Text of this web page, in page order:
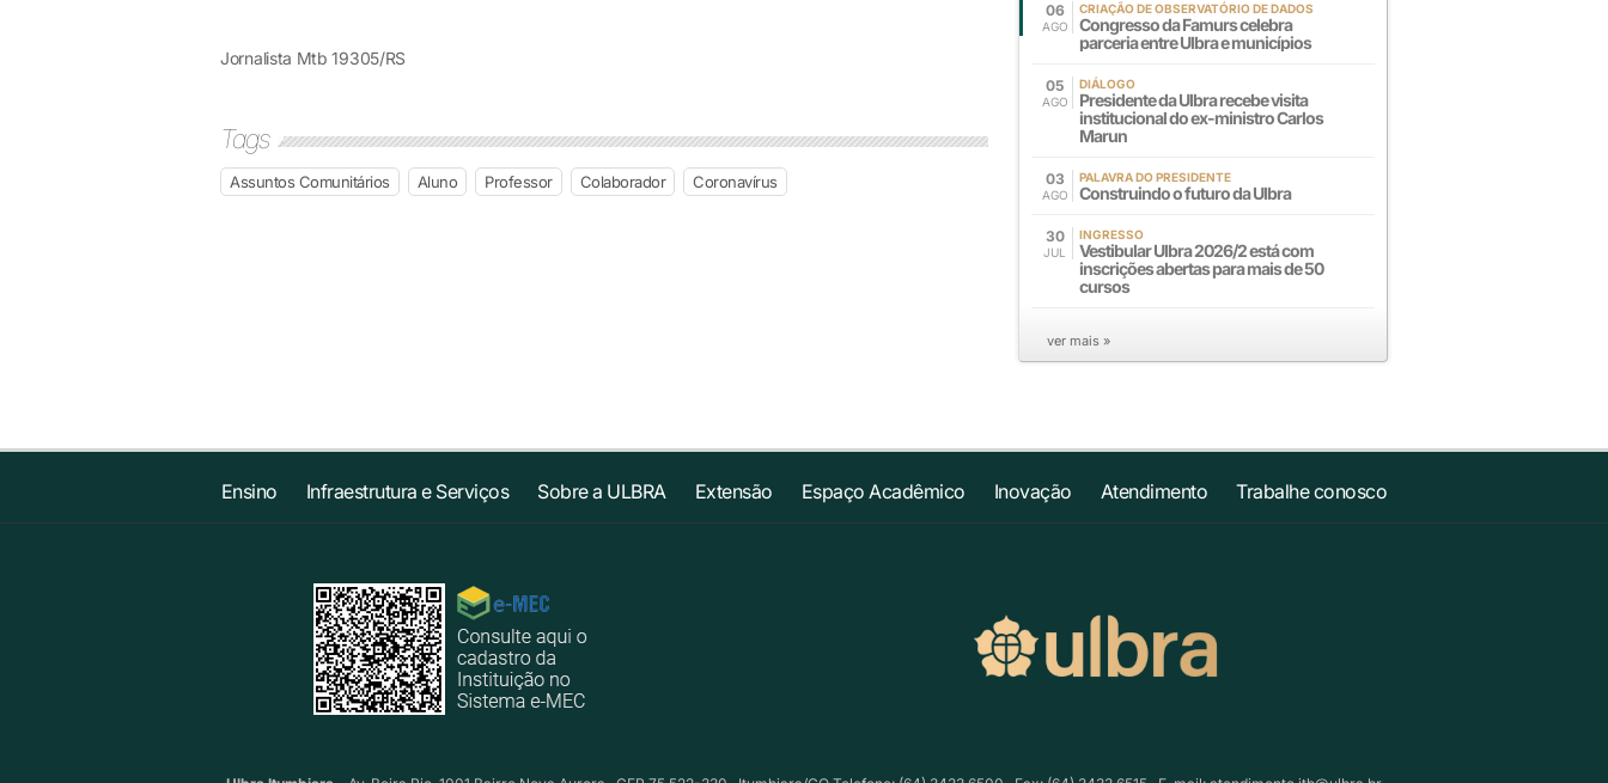
Jornalista Mtb 19305/RS
Tags
Assuntos Comunitários Aluno Professor Colaborador Coronavírus
06
AGO
CRIAÇÃO DE OBSERVATÓRIO DE DADOS
Congresso da Famurs celebra
parceria entre Ulbra e municípios
05
AGO
DIÁLOGO
Presidente da Ulbra recebe visita
institucional do ex-ministro Carlos
Marun
03
AGO
PALAVRA DO PRESIDENTE
Construindo o futuro da Ulbra
30
JUL
INGRESSO
Vestibular Ulbra 2026/2 está com
inscrições abertas para mais de 50
cursos
ver mais »
Ensino Infraestrutura e Serviços Sobre a ULBRA Extensão Espaço Acadêmico Inovação Atendimento Trabalhe conosco